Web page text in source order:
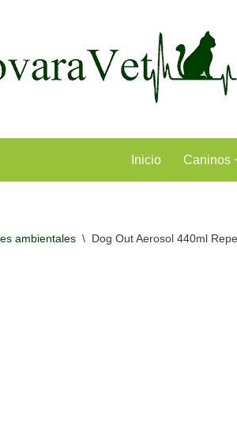
Inicio Caninos
ambientales \ Dog Out Aerosol 440ml